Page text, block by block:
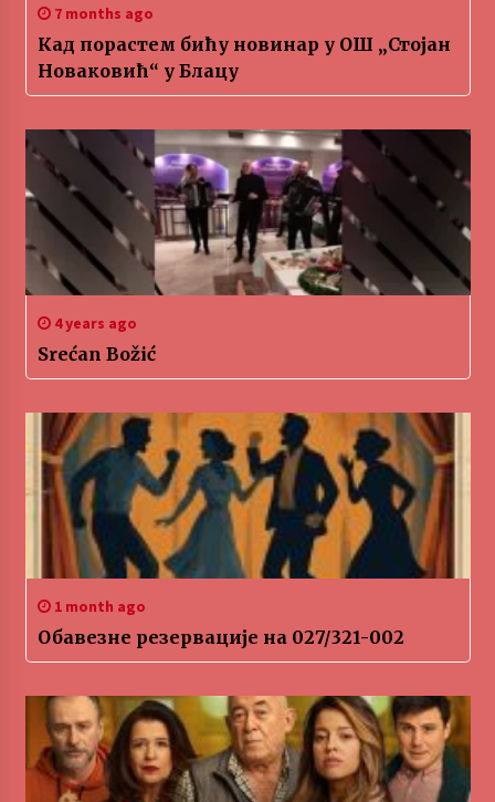
7 months ago
Кад порастем бићу новинар у ОШ „Стојан
Новаковић“ у Блацу
4 years ago
Srećan Božić
1 month ago
Обавезне резервације на 027/321-002